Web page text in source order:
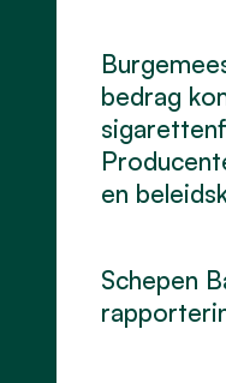
bedrag
en
Schepen